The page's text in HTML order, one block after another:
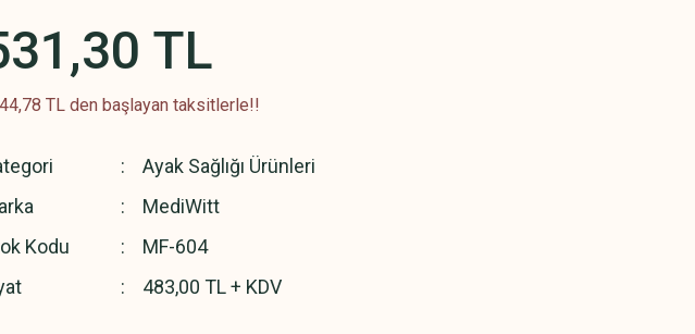
TL
TL den başlayan taksitlerle!!
Ayak Sağlığı Ürünleri
MediWitt
Kodu
MF-604
483,00 TL + KDV